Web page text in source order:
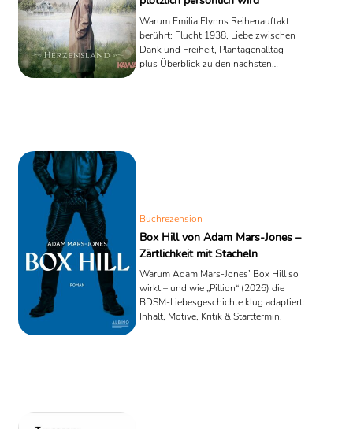
Warum Emilia Flynns Reihenauftakt
berührt: Flucht 1938, Liebe zwischen
Dank und Freiheit, Plantagenalltag –
plus Überblick zu den nächsten
Buchrezension
Box Hill von Adam Mars-Jones –
Zärtlichkeit mit Stacheln
Warum Adam Mars-Jones’ Box Hill so
wirkt – und wie „Pillion“ (2026) die
BDSM-Liebesgeschichte klug adaptiert:
Inhalt, Motive, Kritik & Starttermin.